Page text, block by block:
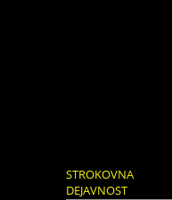
STROKOVNA
DEJAVNOST